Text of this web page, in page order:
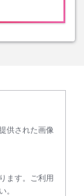
供された画像
ます。ご利用
。